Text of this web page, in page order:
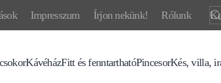
Impresszum Írjon nekünk! Rólunk
KávéházFitt és fenntarthatóPincesorKés, villa,